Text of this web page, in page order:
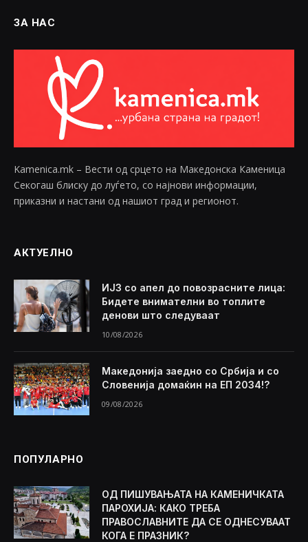
ЗА НАС
Kamenica.mk – Вести од срцето на Македонска Каменица
Секогаш блиску до луѓето, со најнови информации,
приказни и настани од нашиот град и регионот.
АКТУЕЛНО
ИЈЗ со апел до повозрасните лица:
Бидете внимателни во топлите
денови што следуваат
10/08/2026
Македонија заедно со Србија и со
Словенија домаќин на ЕП 2034!?
09/08/2026
ПОПУЛАРНО
ОД ПИШУВАЊАТА НА КАМЕНИЧКАТА
ПАРОХИЈА: КАКО ТРЕБА
ПРАВОСЛАВНИТЕ ДА СЕ ОДНЕСУВААТ
КОГА Е ПРАЗНИК?